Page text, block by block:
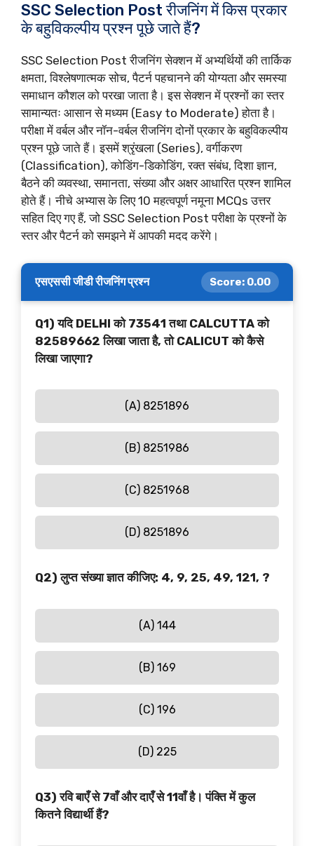
SSC Selection Post रीजनिंग में किस प्रकार
के बहुविकल्पीय प्रश्न पूछे जाते हैं?
SSC Selection Post रीजनिंग सेक्शन में अभ्यर्थियों की तार्किक
क्षमता, विश्लेषणात्मक सोच, पैटर्न पहचानने की योग्यता और समस्या
समाधान कौशल को परखा जाता है। इस सेक्शन में प्रश्नों का स्तर
सामान्यतः आसान से मध्यम (Easy to Moderate) होता है।
परीक्षा में वर्बल और नॉन-वर्बल रीजनिंग दोनों प्रकार के बहुविकल्पीय
प्रश्न पूछे जाते हैं। इसमें श्रृंखला (Series), वर्गीकरण
(Classification), कोडिंग-डिकोडिंग, रक्त संबंध, दिशा ज्ञान,
बैठने की व्यवस्था, समानता, संख्या और अक्षर आधारित प्रश्न शामिल
होते हैं। नीचे अभ्यास के लिए 10 महत्वपूर्ण नमूना MCQs उत्तर
सहित दिए गए हैं, जो SSC Selection Post परीक्षा के प्रश्नों के
स्तर और पैटर्न को समझने में आपकी मदद करेंगे।
एसएससी जीडी रीजनिंग प्रश्न Score: 0.00
Q1) यदि DELHI को 73541 तथा CALCUTTA को
82589662 लिखा जाता है, तो CALICUT को कैसे
लिखा जाएगा?
(A) 8251896
(B) 8251986
(C) 8251968
(D) 8251896
Q2) लुप्त संख्या ज्ञात कीजिए: 4, 9, 25, 49, 121, ?
(A) 144
(B) 169
(C) 196
(D) 225
Q3) रवि बाएँ से 7वाँ और दाएँ से 11वाँ है। पंक्ति में कुल
कितने विद्यार्थी हैं?